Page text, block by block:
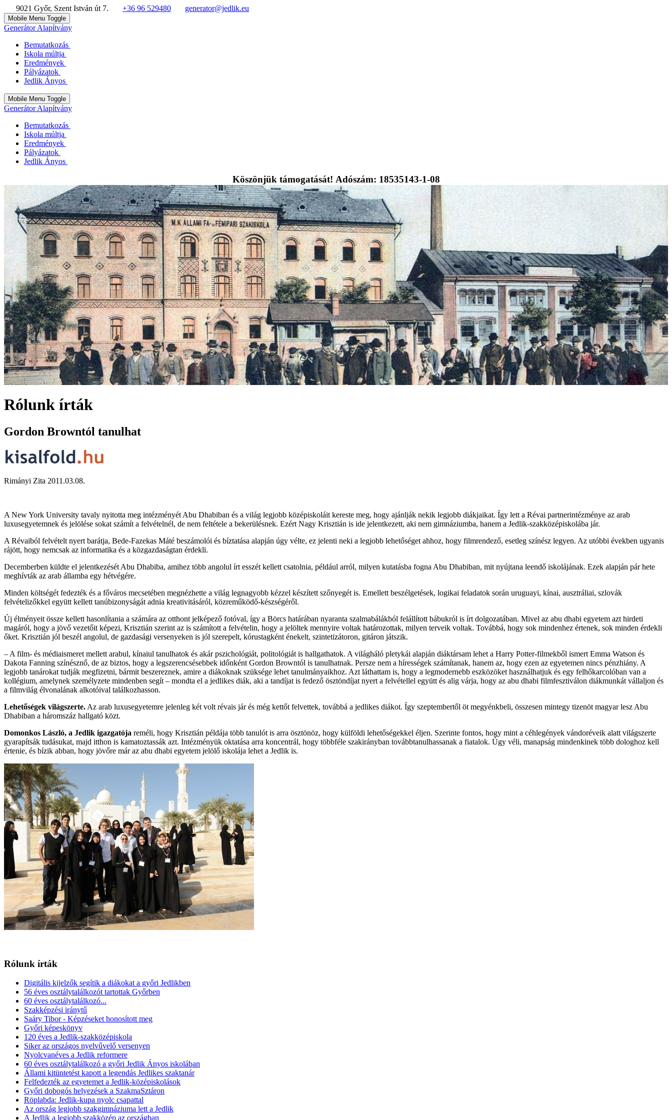
9021 Győr, Szent István út 7. +36 96 529480 generator@jedlik.eu
Mobile Menu Toggle
Generátor Alapítvány
Bemutatkozás
Iskola múltja
Eredmények
Pályázatok
Jedlik Ányos
Mobile Menu Toggle
Generátor Alapítvány
Bemutatkozás
Iskola múltja
Eredmények
Pályázatok
Jedlik Ányos
Köszönjük támogatását! Adószám: 18535143-1-08
Rólunk írták
Gordon Browntól tanulhat
Rimányi Zita 2011.03.08.
A New York University tavaly nyitotta meg intézményét Abu Dhabiban és a világ legjobb középiskoláit kereste meg, hogy ajánlják nekik legjobb diákjaikat. Így lett a Révai partnerintézménye az arab
luxusegyetemnek és jelölése sokat számít a felvételnél, de nem feltétele a bekerülésnek. Ezért Nagy Krisztián is ide jelentkezett, aki nem gimnáziumba, hanem a Jedlik-szakközépiskolába jár.
A Révaiból felvételt nyert barátja, Bede-Fazekas Máté beszámolói és bíztatása alapján úgy vélte, ez jelenti neki a legjobb lehetőséget ahhoz, hogy filmrendező, esetleg színész legyen. Az utóbbi években ugyanis
rájött, hogy nemcsak az informatika és a közgazdaságtan érdekli.
Decemberben küldte el jelentkezését Abu Dhabiba, amihez több angolul írt esszét kellett csatolnia, például arról, milyen kutatásba fogna Abu Dhabiban, mit nyújtana leendő iskolájának. Ezek alapján pár hete
meghívták az arab államba egy hétvégére.
Minden költségét fedezték és a főváros mecsetében megnézhette a világ legnagyobb kézzel készített szőnyegét is. Emellett beszélgetések, logikai feladatok során uruguayi, kínai, ausztráliai, szlovák
felvételizőkkel együtt kellett tanúbizonyságát adnia kreativitásáról, közreműködő-készségéről.
Új élményeit össze kellett hasonlítania a számára az otthont jelképező fotóval, így a Börcs határában nyaranta szalmabálákból felállított bábukról is írt dolgozatában. Mivel az abu dhabi egyetem azt hirdeti
magáról, hogy a jövő vezetőit képezi, Krisztián szerint az is számított a felvételin, hogy a jelöltek mennyire voltak határozottak, milyen terveik voltak. Továbbá, hogy sok mindenhez értenek, sok minden érdekli
őket. Krisztián jól beszél angolul, de gazdasági versenyeken is jól szerepelt, kórustagként énekelt, szintetizátoron, gitáron játszik.
– A film- és médiaismeret mellett arabul, kínaiul tanulhatok és akár pszichológiát, politológiát is hallgathatok. A világháló pletykái alapján diáktársam lehet a Harry Potter-filmekből ismert Emma Watson és
Dakota Fanning színésznő, de az biztos, hogy a legszerencsésebbek időnként Gordon Browntól is tanulhatnak. Persze nem a hírességek számítanak, hanem az, hogy ezen az egyetemen nincs pénzhiány. A
legjobb tanárokat tudják megfizetni, bármit beszereznek, amire a diákoknak szüksége lehet tanulmányaikhoz. Azt láthattam is, hogy a legmodernebb eszközöket használhatjuk és egy felhőkarcolóban van a
kollégium, amelynek személyzete mindenben segít – mondta el a jedlikes diák, aki a tandíjat is fedező ösztöndíjat nyert a felvétellel együtt és alig várja, hogy az abu dhabi filmfesztiválon diákmunkát vállaljon és
a filmvilág élvonalának alkotóival találkozhasson.
Lehetőségek világszerte. Az arab luxusegyetemre jelenleg két volt révais jár és még kettőt felvettek, továbbá a jedlikes diákot. Így szeptembertől öt megyénkbeli, összesen mintegy tizenöt magyar lesz Abu
Dhabiban a háromszáz hallgató közt.
Domonkos László, a Jedlik igazgatója reméli, hogy Krisztián példája több tanulót is arra ösztönöz, hogy külföldi lehetőségekkel éljen. Szerinte fontos, hogy mint a céhlegények vándoréveik alatt világszerte
gyarapítsák tudásukat, majd itthon is kamatoztassák azt. Intézményük oktatása arra koncentrál, hogy többféle szakirányban továbbtanulhassanak a fiatalok. Úgy véli, manapság mindenkinek több dologhoz kell
értenie, és bízik abban, hogy jövőre már az abu dhabi egyetem jelölő iskolája lehet a Jedlik is.
Rólunk írták
Digitális kijelzők segítik a diákokat a győri Jedlikben
56 éves osztálytalálkozót tartottak Győrben
60 éves osztálytalálkozó...
Szakképzési iránytű
Saáry Tibor - Képzéseket honosított meg
Győri képeskönyv
120 éves a Jedlik-szakközépiskola
Siker az országos nyelvűvelő versenyen
Nyolcvanéves a Jedlik reformere
60 éves osztálytalálkozó a győri Jedlik Ányos iskolában
Állami kitüntetést kapott a legendás Jedlikes szaktanár
Felfedezték az egyetemet a Jedlik-középiskolások
Győri dobogós helyezések a SzakmaSztáron
Röplabda: Jedlik-kupa nyolc csapattal
Az ország legjobb szakgimnáziuma lett a Jedlik
A Jedlik a legjobb szakközép az országban